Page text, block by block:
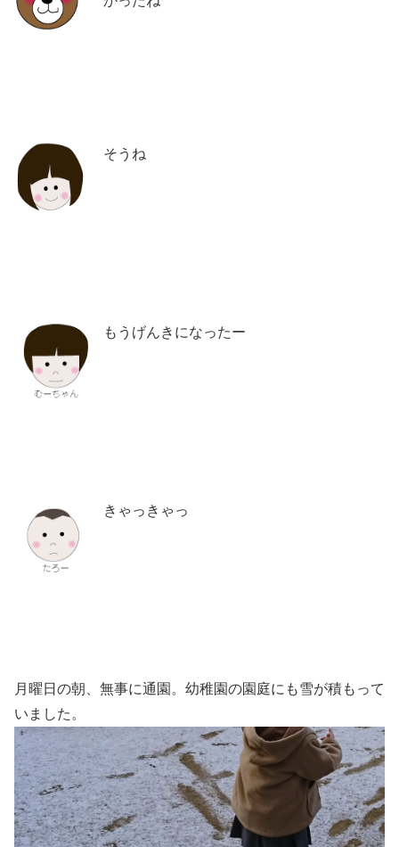
そうね
もうげんきになったー
きゃっきゃっ
月曜日の朝、無事に通園。幼稚園の園庭にも雪が積もって
いました。